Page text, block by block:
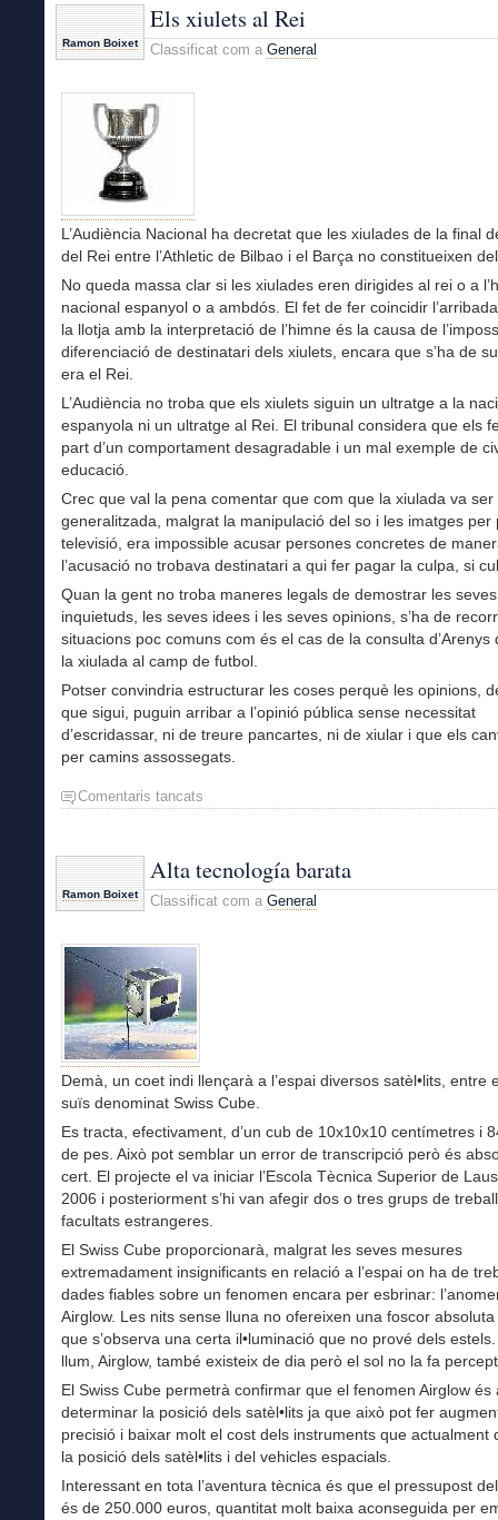
Ramon Boixet
Els xiulets al Rei
Classificat com a General
L’Audiència Nacional ha decretat que les xiulades de la final
del Rei entre l’Athletic de Bilbao i el Barça no constitueixen
No queda massa clar si les xiulades eren dirigides al rei o a
nacional espanyol o a ambdós. El fet de fer coincidir
la llotja amb la interpretació de l’himne és la causa de
diferenciació de destinatari dels xiulets, encara que s’ha de
era el Rei.
L’Audiència no troba que els xiulets siguin un ultratge a la
espanyola ni un ultratge al Rei. El tribunal considera que els
part d’un comportament desagradable i un mal exemple de
educació.
Crec que val la pena comentar que com que la xiulada va ser
generalitzada, malgrat la manipulació del so i les imatges per
televisió, era impossible acusar persones concretes de
l’acusació no trobava destinatari a qui fer pagar la culpa, si
Quan la gent no troba maneres legals de demostrar les seves
inquietuds, les seves idees i les seves opinions, s’ha de
situacions poc comuns com és el cas de la consulta d’Arenys
la xiulada al camp de futbol.
Potser convindria estructurar les coses perquè les opinions,
que sigui, puguin arribar a l’opinió pública sense necessitat
d’escridassar, ni de treure pancartes, ni de xiular i que els
per camins assossegats.
Comentaris tancats
Rei
Ramon Boixet
Alta tecnología barata
Classificat com a General
Demà, un coet indi llençarà a l’espai diversos satèl•lits, entre
suïs denominat Swiss Cube.
Es tracta, efectivament, d’un cub de 10x10x10 centímetres i
de pes. Això pot semblar un error de transcripció però és
cert. El projecte el va iniciar l’Escola Tècnica Superior de
2006 i posteriorment s’hi van afegir dos o tres grups de treball
facultats estrangeres.
El Swiss Cube proporcionarà, malgrat les seves mesures
extremadament insignificants en relació a l’espai on ha de
dades fiables sobre un fenomen encara per esbrinar:
Airglow. Les nits sense lluna no ofereixen una foscor
que s’observa una certa il•luminació que no prové dels
llum, Airglow, també existeix de dia però el sol no la fa
El Swiss Cube permetrà confirmar que el fenomen Airglow és
determinar la posició dels satèl•lits ja que això pot fer
precisió i baixar molt el cost dels instruments que actualment
la posició dels satèl•lits i del vehicles espacials.
Interessant en tota l’aventura tècnica és que el pressupost
és de 250.000 euros, quantitat molt baixa aconseguida per